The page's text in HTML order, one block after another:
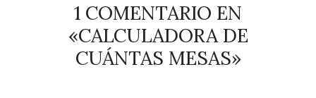
1 COMENTARIO EN
«CALCULADORA DE
CUÁNTAS MESAS»